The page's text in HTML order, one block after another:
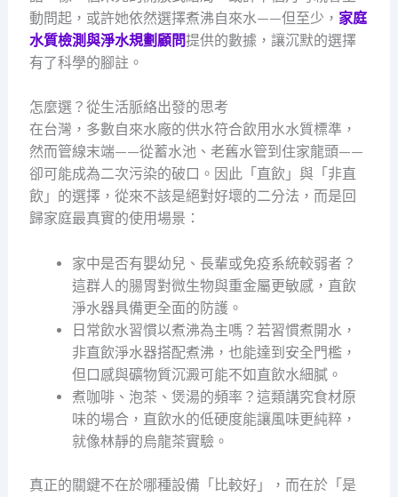
動問起，或許她依然選擇煮沸自來水——但至少， 家庭
水質檢測與淨水規劃顧問提供的數據，讓沉默的選擇
有了科學的腳註。
怎麼選？從生活脈絡出發的思考
在台灣，多數自來水廠的供水符合飲用水水質標準，
然而管線末端——從蓄水池、老舊水管到住家龍頭——
卻可能成為二次污染的破口。因此「直飲」與「非直
飲」的選擇，從來不該是絕對好壞的二分法，而是回
歸家庭最真實的使用場景：
家中是否有嬰幼兒、長輩或免疫系統較弱者？
這群人的腸胃對微生物與重金屬更敏感，直飲
淨水器具備更全面的防護。
日常飲水習慣以煮沸為主嗎？若習慣煮開水，
非直飲淨水器搭配煮沸，也能達到安全門檻，
但口感與礦物質沉澱可能不如直飲水細膩。
煮咖啡、泡茶、煲湯的頻率？這類講究食材原
味的場合，直飲水的低硬度能讓風味更純粹，
就像林靜的烏龍茶實驗。
真正的關鍵不在於哪種設備「比較好」，而在於「是